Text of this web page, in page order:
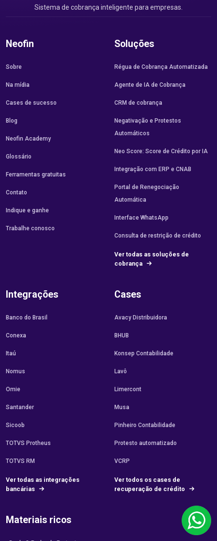
Sistema de cobrança inteligente para empresas.
Neofin
Sobre
Na mídia
Cases de sucesso
Blog
Neofin Academy
Glossário
Ferramentas gratuitas
Contato
Indique e ganhe
Trabalhe conosco
Soluções
Régua de Cobrança Automatizada
Agente de IA de Cobrança
CRM de cobrança
Negativação e Protestos
Automáticos
Neo Score: Score de Crédito por IA
Integração com ERP e CNAB
Portal de Renegociação
Automática
Interface WhatsApp
Consulta de restrição de crédito
Ver todas as soluções de
cobrança
Integrações
Banco do Brasil
Conexa
Itaú
Nomus
Omie
Santander
Sicoob
TOTVS Protheus
TOTVS RM
Ver todas as integrações
bancárias
Cases
Avacy Distribuidora
BHUB
Konsep Contabilidade
Lavô
Limercont
Musa
Pinheiro Contabilidade
Protesto automatizado
VCRP
Ver todos os cases de
recuperação de crédito
Materiais ricos